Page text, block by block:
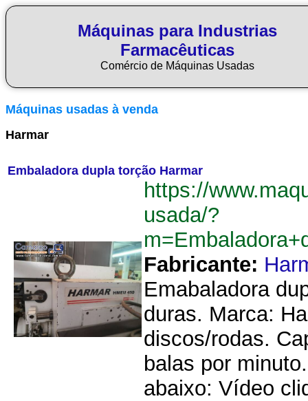
Máquinas para Industrias
Farmacêuticas
Comércio de Máquinas Usadas
Máquinas usadas à venda
Harmar
Embaladora dupla torção Harmar
https://
usada/?
Fabricante:
Emabaladora
duras. Marca:
discos/rodas.
balas por
abaixo: Vídeo